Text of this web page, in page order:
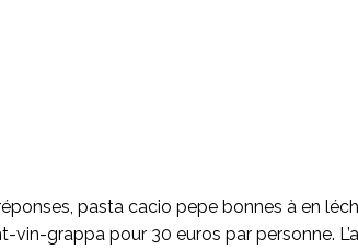
pasta cacio pepe bonnes à en
grappa pour 30 euros par personne.